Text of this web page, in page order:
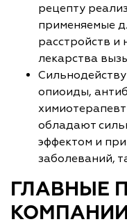
рецепту
применяемые
расстройств и
лекарства
опиоиды,
обладают
эффектом и
заболеваний,
ГЛАВНЫЕ